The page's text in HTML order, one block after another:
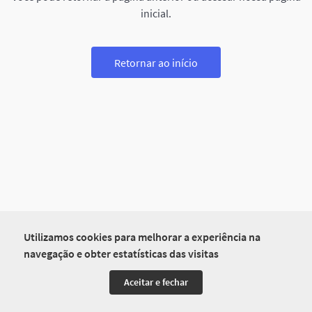
Utilizamos cookies para melhorar a experiência na
navegação e obter estatísticas das visitas
Aceitar e fechar
inicial.
Retornar ao início